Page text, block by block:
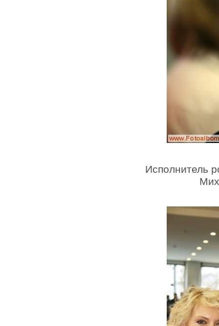
Исполнитель